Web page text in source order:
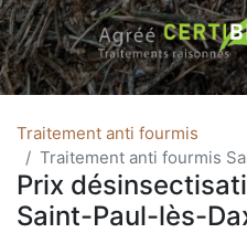
Traitement anti fourmis
Traitement anti fourmis
Prix
Saint-Paul-lès-